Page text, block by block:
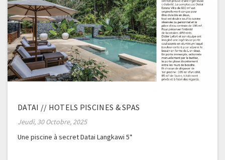
DATAI // HOTELS PISCINES & SPAS
Jeudi, 30 Octobre, 2025
Une piscine à secret Datai Langkawi 5*